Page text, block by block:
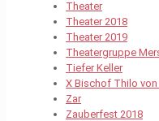
Theater
Theater 2018
Theater 2019
Theatergruppe
Tiefer Keller
X Bischof Thilo
Zar
Zauberfest 2018